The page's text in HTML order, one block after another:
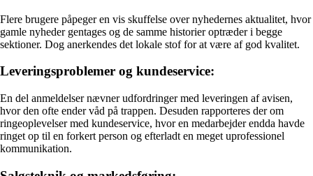
Flere brugere påpeger en vis skuffelse over nyhedernes aktualitet, hvor
gamle nyheder gentages og de samme historier optræder i begge
sektioner. Dog anerkendes det lokale stof for at være af god kvalitet.
Leveringsproblemer og kundeservice:
En del anmeldelser nævner udfordringer med leveringen af avisen,
hvor den ofte ender våd på trappen. Desuden rapporteres der om
ringeoplevelser med kundeservice, hvor en medarbejder endda havde
ringet op til en forkert person og efterladt en meget uprofessionel
kommunikation.